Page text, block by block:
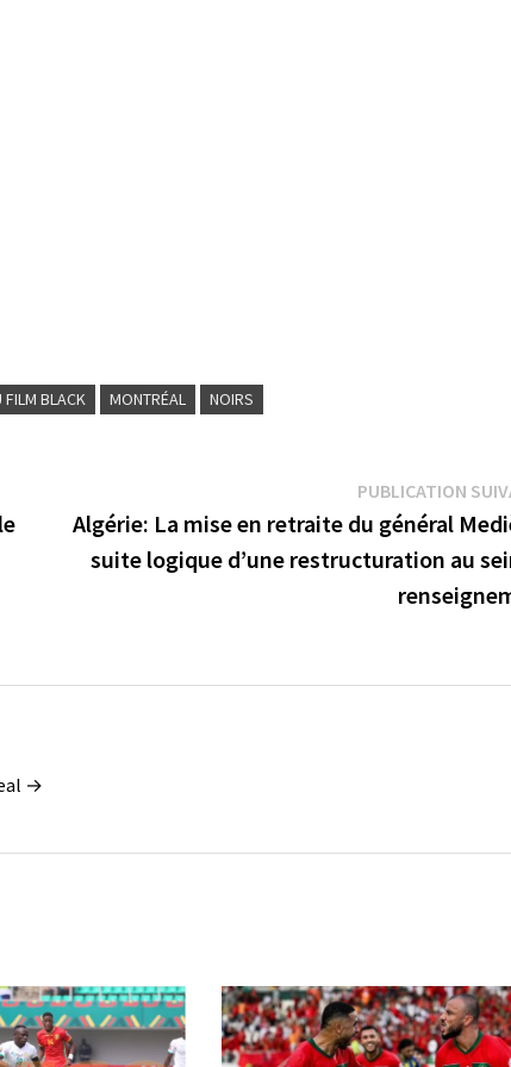
FILM BLACK MONTRÉAL NOIRS
PUBLICATION
Algérie: La mise en retraite du général
suite logique d’une restructuration au
→